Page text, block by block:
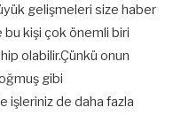
gelişmeleri size haber
bu kişi çok önemli biri
olabilir.Çünkü onun
gibi
işleriniz de daha fazla